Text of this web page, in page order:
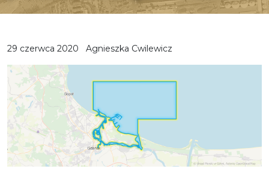
29 czerwca 2020 Agnieszka Cwilewicz